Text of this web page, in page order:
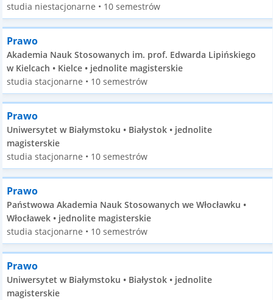
studia niestacjonarne • 10 semestrów
Prawo
Akademia Nauk Stosowanych im. prof. Edwarda Lipińskiego
w Kielcach • Kielce • jednolite magisterskie
studia stacjonarne • 10 semestrów
Prawo
Uniwersytet w Białymstoku • Białystok • jednolite
magisterskie
studia stacjonarne • 10 semestrów
Prawo
Państwowa Akademia Nauk Stosowanych we Włocławku •
Włocławek • jednolite magisterskie
studia stacjonarne • 10 semestrów
Prawo
Uniwersytet w Białymstoku • Białystok • jednolite
magisterskie